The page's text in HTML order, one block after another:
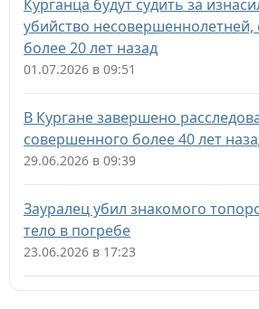
Курганца будут судить за
убийство
более 20 лет назад
01.07.2026 в 09:51
В Кургане завершено
совершенного более 40 лет
29.06.2026 в 09:39
Зауралец убил знакомого
тело в погребе
23.06.2026 в 17:23